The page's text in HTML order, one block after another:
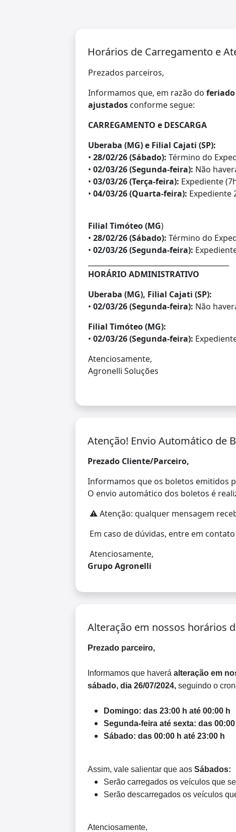
Horários de Carregamento e
Prezados parceiros,
Informamos que, em razão do feriado
ajustados conforme segue:
CARREGAMENTO e DESCARGA
Uberaba (MG) e Filial Cajati (SP):
• 28/02/26 (Sábado): Término do
• 02/03/26 (Segunda-feira): Não
• 03/03/26 (Terça-feira): Expediente
• 04/03/26 (Quarta-feira): Expediente
Filial Timóteo (MG)
• 28/02/26 (Sábado): Término do
• 02/03/26 (Segunda-feira):
HORÁRIO ADMINISTRATIVO
Uberaba (MG), Filial Cajati (SP):
• 02/03/26 (Segunda-feira): Não
Filial Timóteo (MG):
• 02/03/26 (Segunda-feira):
Atenciosamente,
Agronelli Soluções
Atenção! Envio Automático de
Prezado Cliente/Parceiro,
Informamos que os boletos emitidos
O envio automático dos boletos é
⚠️ Atenção: qualquer mensagem
Em caso de dúvidas, entre em
Atenciosamente,
Grupo Agronelli
Alteração em nossos horários
Prezado parceiro,
Informamos que haverá alteração em
sábado, dia 26/07/2024, seguindo o
Domingo: das 23:00 h até 00:00 h
Segunda-feira até sexta: das
Sábado: das 00:00 h até 23:00 h
Assim, vale salientar que aos Sábados:
Serão carregados os veículos que
Serão descarregados os veículos
Atenciosamente,